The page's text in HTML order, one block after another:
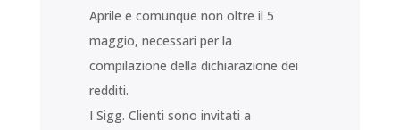
Aprile e comunque non oltre il 5
maggio, necessari per la
compilazione della dichiarazione dei
redditi.
I Sigg. Clienti sono invitati a